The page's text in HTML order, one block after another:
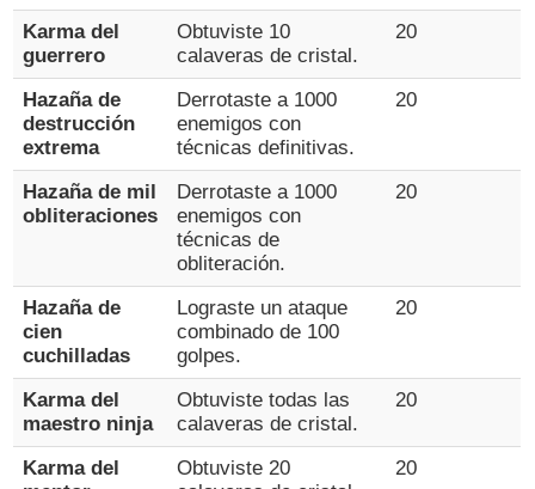
Karma del
guerrero
Obtuviste 10
calaveras de cristal.
20
Hazaña de
destrucción
extrema
Derrotaste a 1000
enemigos con
técnicas definitivas.
20
Hazaña de mil
obliteraciones
Derrotaste a 1000
enemigos con
técnicas de
obliteración.
20
Hazaña de
cien
cuchilladas
Lograste un ataque
combinado de 100
golpes.
20
Karma del
maestro ninja
Obtuviste todas las
calaveras de cristal.
20
Karma del
Obtuviste 20
20